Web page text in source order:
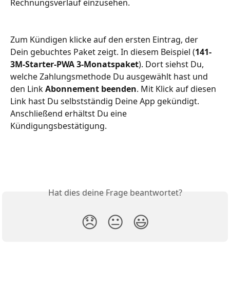
Rechnungsverlauf einzusehen.
Zum Kündigen klicke auf den ersten Eintrag, der
Dein gebuchtes Paket zeigt. In diesem Beispiel (141-
3M-Starter-PWA 3-Monatspaket). Dort siehst Du,
welche Zahlungsmethode Du ausgewählt hast und
den Link Abonnement beenden. Mit Klick auf diesen
Link hast Du selbstständig Deine App gekündigt.
Anschließend erhältst Du eine
Kündigungsbestätigung.
Hat dies deine Frage beantwortet?
😞 😐 😃